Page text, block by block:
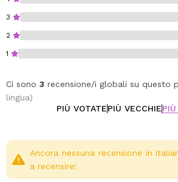
3
2
1
Ci sono 3 recensione/i globali su questo
lingua)
PIÙ VOTATEPIÙ VECCHIE
Ancora nessuna recensione in
a recensire!